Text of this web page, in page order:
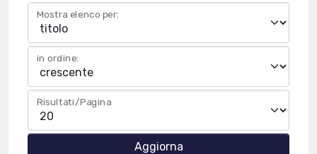
Mostra elenco per:
in ordine:
Risultati/Pagina